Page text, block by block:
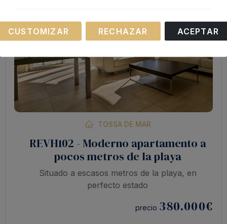
TOSSA DE MAR
REVH102 - Moderno apartamento a
pocos metros de la playa
Situado a escasos metros de la playa, en
perfecto estado
precio 380.000€
Necesarias
Estas cookies son necesarias para el
CUSTOMIZAR RECHAZAR ACEPTAR